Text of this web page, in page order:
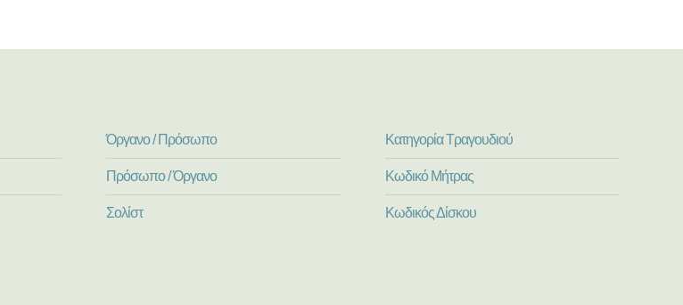
Όργανο / Πρόσωπο
Πρόσωπο / Όργανο
Σολίστ
Κατηγορία Τραγουδιού
Κωδικό Μήτρας
Κωδικός Δίσκου